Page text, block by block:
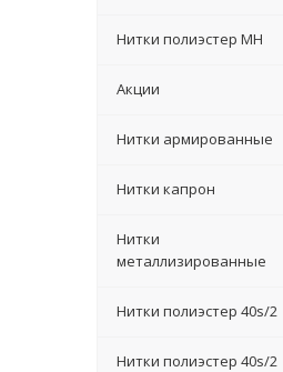
Нитки полиэстер MH
Акции
Нитки армированные
Нитки капрон
Нитки
металлизированные
Нитки полиэстер 40s/2
Нитки полиэстер 40s/2